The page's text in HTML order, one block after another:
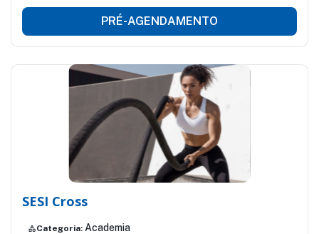
PRÉ-AGENDAMENTO
SESI Cross
categoryCategoria: Academia